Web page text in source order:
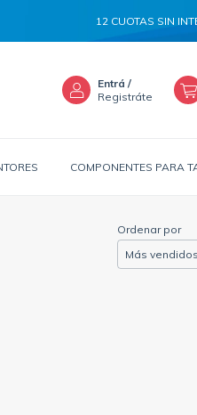
12 CUOTAS SIN INTERES
Entrá /
Registráte
COMPONENTES PARA
Ordenar por